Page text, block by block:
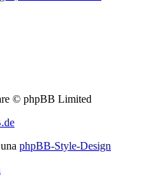
© phpBB Limited
phpBB-Style-Design